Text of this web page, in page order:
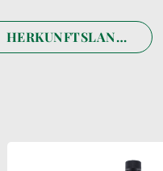
HERKUNFTSLAND